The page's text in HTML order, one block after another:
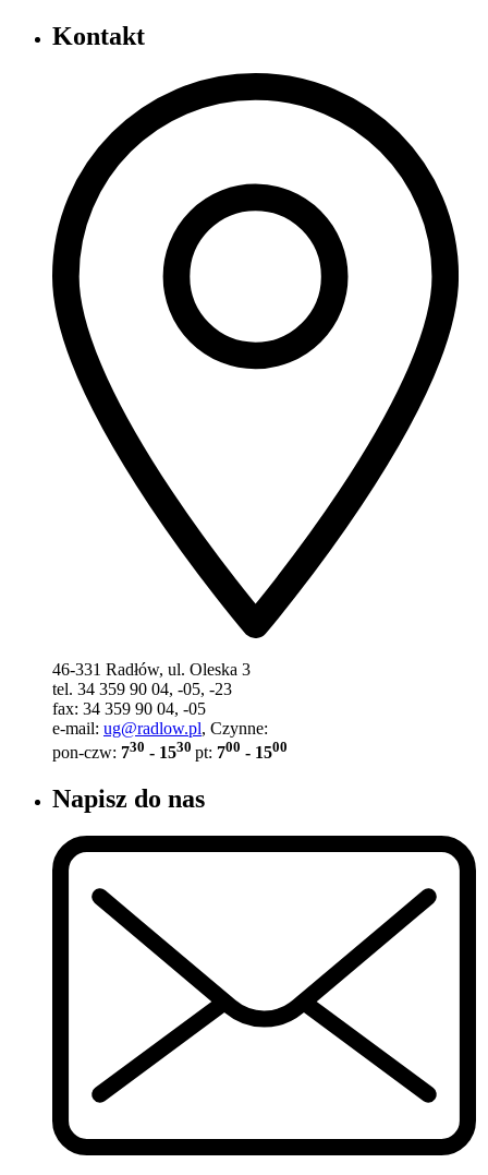
Kontakt
46-331 Radłów, ul. Oleska 3
tel. 34 359 90 04, -05, -23
fax: 34 359 90 04, -05
e-mail: ug@radlow.pl, Czynne:
pon-czw: 730 - 1530 pt: 700 - 1500
Napisz do nas